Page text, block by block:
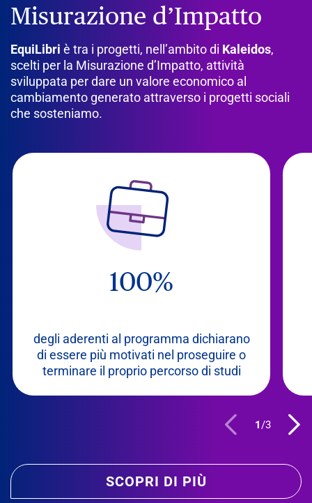
Misurazione d’Impatto
EquiLibri è tra i progetti, nell’ambito di Kaleidos,
scelti per la Misurazione d’Impatto, attività
sviluppata per dare un valore economico al
cambiamento generato attraverso i progetti sociali
che sosteniamo.
100%
degli aderenti al programma dichiarano
di essere più motivati nel proseguire o
terminare il proprio percorso di studi
1/3
SCOPRI DI PIÙ